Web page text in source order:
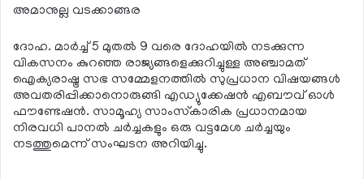
അമാനുല്ല വടക്കാങ്ങര
ദോഹ. മാര്‍ച്ച് 5 മുതല്‍ 9 വരെ ദോഹയില്‍ നടക്കുന്ന
വികസനം കുറഞ്ഞ രാജ്യങ്ങളെക്കുറിച്ചുള്ള അഞ്ചാമത്
ഐക്യരാഷ്ട്ര സഭ സമ്മേളനത്തില്‍ സുപ്രധാന വിഷയങ്ങള്‍
അവതരിപ്പിക്കാനൊരുങ്ങി എഡ്യുക്കേഷന്‍ എബൗവ് ഓള്‍
ഫൗണ്ടേഷന്‍. സാമൂഹ്യ സാംസ്‌കാരിക പ്രധാനമായ
നിരവധി പാനല്‍ ചര്‍ച്ചകളും ഒരു വട്ടമേശ ചര്‍ച്ചയും
നടത്തുമെന്ന് സംഘടന അറിയിച്ചു.